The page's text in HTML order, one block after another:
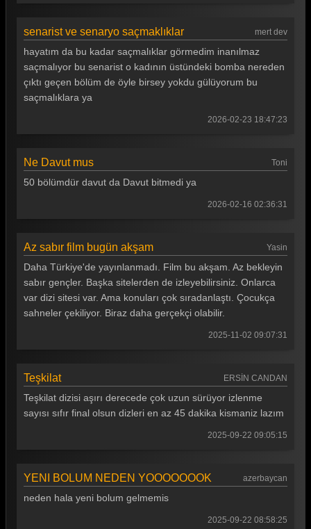
Teşkilat 90. Bölüm
Teşkilat 89. Bölüm
Teşkilat 88. Bölüm
Teşkilat 85. Bölüm
Teşkilat 84. Bölüm
Teşkilat 81. Bölüm
Teşkilat 80. Bölüm
Teşkilat 79. Bölüm
Teşkilat 76. Bölüm
Teşkilat 75. Bölüm
Teşkilat 72. Bölüm
senarist ve senaryo saçmaklıklar mert dev
hayatım da bu kadar saçmalıklar görmedim inanılmaz
saçmalıyor bu senarist o kadının üstündeki bomba nereden
çıktı geçen bölüm de öyle birsey yokdu gülüyorum bu
saçmalıklara ya
2026-02-23 18:47:23
Ne Davut mus Toni
50 bölümdür davut da Davut bitmedi ya
2026-02-16 02:36:31
Az sabır film bugün akşam Yasin
Daha Türkiye'de yayınlanmadı. Film bu akşam. Az bekleyin
sabır gençler. Başka sitelerden de izleyebilirsiniz. Onlarca
var dizi sitesi var. Ama konuları çok sıradanlaştı. Çocukça
sahneler çekiliyor. Biraz daha gerçekçi olabilir.
2025-11-02 09:07:31
Teşkilat ERSİN CANDAN
Teşkilat dizisi aşırı derecede çok uzun sürüyor izlenme
sayısı sıfır final olsun dizleri en az 45 dakika kismaniz lazım
2025-09-22 09:05:15
YENI BOLUM NEDEN YOOOOOOOK azerbaycan
neden hala yeni bolum gelmemis
2025-09-22 08:58:25